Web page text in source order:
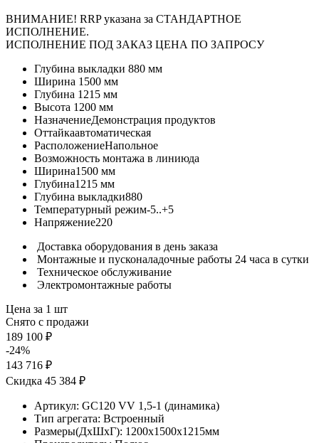
ВНИМАНИЕ! RRP указана за СТАНДАРТНОЕ
ИСПОЛНЕНИЕ.
ИСПОЛНЕНИЕ ПОД ЗАКАЗ ЦЕНА ПО ЗАПРОСУ
Глубина выкладки 880 мм
Ширина 1500 мм
Глубина 1215 мм
Высота 1200 мм
НазначениеДемонстрация продуктов
Оттайкаавтоматическая
РасположениеНапольное
Возможность монтажа в линиюда
Ширина1500 мм
Глубина1215 мм
Глубина выкладки880
Температурный режим-5..+5
Напряжение220
Доставка оборудования в день заказа
Монтажные и пусконаладочные работы 24 часа в сутки
Техническое обслуживание
Электромонтажные работы
Цена за 1 шт
Снято с продажи
189 100 ₽
-24%
143 716 ₽
Скидка 45 384 ₽
Артикул: GC120 VV 1,5-1 (динамика)
Тип агрегата: Встроенный
Размеры(ДхШхГ): 1200x1500x1215мм